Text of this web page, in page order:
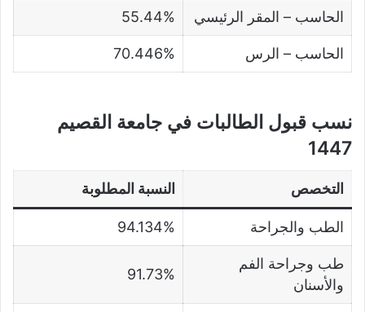
الحاسب – المقر الرئيسي 55.44%
الحاسب – الرس 70.446%
نسب قبول الطالبات في جامعة القصيم
1447
التخصص النسبة المطلوبة
الطب والجراحة 94.134%
طب وجراحة الفم
والأسنان
91.73%